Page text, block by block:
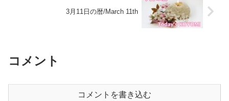
3月11日の暦/March 11th
コメント
コメントを書き込む